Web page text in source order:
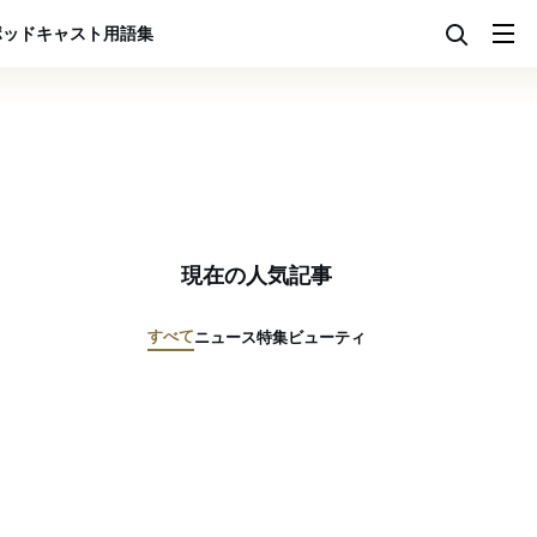
ドキャスト用語集
現在の人気記事
すべてニュース特集ビューティ